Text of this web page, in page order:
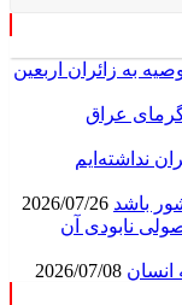
به زائران اربعین
عراق
نداشته‌ایم
باشد
نابودی آن
انسان